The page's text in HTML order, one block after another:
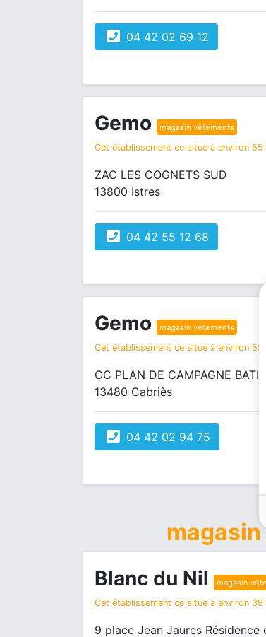
04 42 02 69 12
Gemo magasin vêtements
Cet établissement ce situe à environ
ZAC LES COGNETS SUD
13800 Istres
04 42 55 12 68
Gemo magasin vêtements
Cet établissement ce situe à environ
CC PLAN DE CAMPAGNE
13480 Cabriès
04 42 02 94 75
Blanc du Nil magasin
Cet établissement ce situe à environ
9 place Jean Jaures Résidence